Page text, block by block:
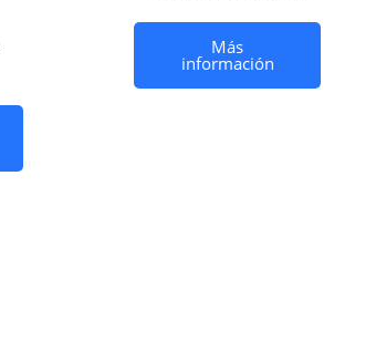
Más
información